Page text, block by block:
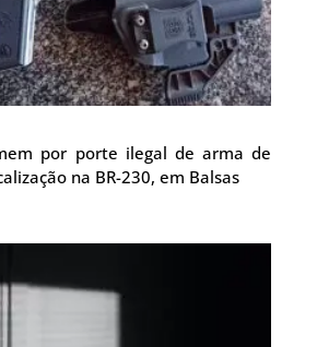
por porte ilegal de arma de
na BR-230, em Balsas